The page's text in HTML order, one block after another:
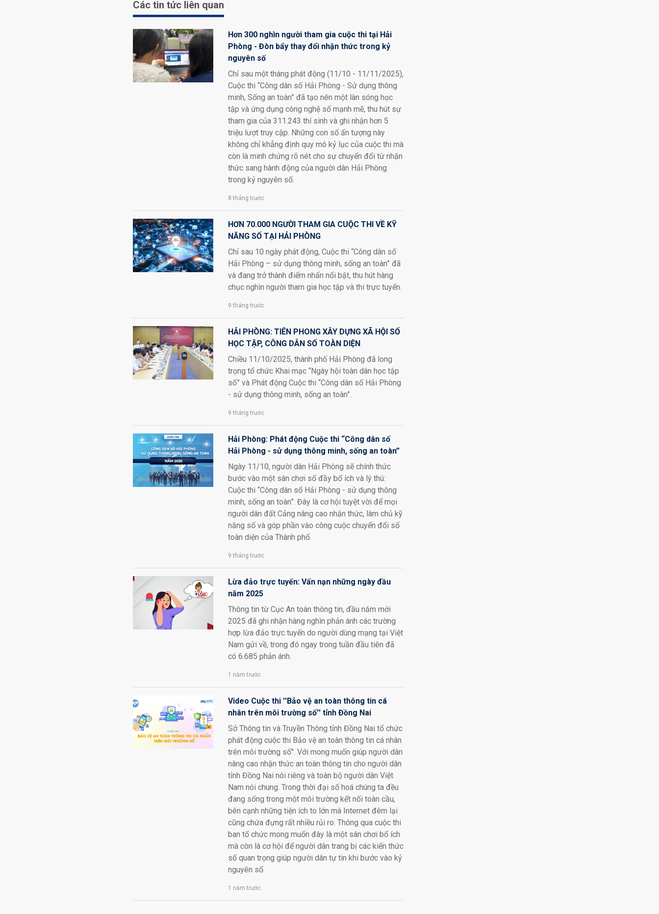
Các tin tức liên quan
Hơn 300 nghìn người tham gia cuộc thi tại Hải
Phòng - Đòn bẩy thay đổi nhận thức trong kỷ
nguyên số
Chỉ sau một tháng phát động (11/10 - 11/11/2025),
Cuộc thi “Công dân số Hải Phòng - Sử dụng thông
minh, Sống an toàn” đã tạo nên một làn sóng học
tập và ứng dụng công nghệ số mạnh mẽ, thu hút sự
tham gia của 311.243 thí sinh và ghi nhận hơn 5
triệu lượt truy cập. Những con số ấn tượng này
không chỉ khẳng định quy mô kỷ lục của cuộc thi mà
còn là minh chứng rõ nét cho sự chuyển đổi từ nhận
thức sang hành động của người dân Hải Phòng
trong kỷ nguyên số.
8 tháng trước
HƠN 70.000 NGƯỜI THAM GIA CUỘC THI VỀ KỸ
NĂNG SỐ TẠI HẢI PHÒNG
Chỉ sau 10 ngày phát động, Cuộc thi “Công dân số
Hải Phòng – sử dụng thông minh, sống an toàn” đã
và đang trở thành điểm nhấn nổi bật, thu hút hàng
chục nghìn người tham gia học tập và thi trực tuyến.
9 tháng trước
HẢI PHÒNG: TIÊN PHONG XÂY DỰNG XÃ HỘI SỐ
HỌC TẬP, CÔNG DÂN SỐ TOÀN DIỆN
Chiều 11/10/2025, thành phố Hải Phòng đã long
trọng tổ chức Khai mạc “Ngày hội toàn dân học tập
số” và Phát động Cuộc thi “Công dân số Hải Phòng
- sử dụng thông minh, sống an toàn”.
9 tháng trước
Hải Phòng: Phát động Cuộc thi “Công dân số
Hải Phòng - sử dụng thông minh, sống an toàn”
Ngày 11/10, người dân Hải Phòng sẽ chính thức
bước vào một sân chơi số đầy bổ ích và lý thú:
Cuộc thi “Công dân số Hải Phòng - sử dụng thông
minh, sống an toàn”. Đây là cơ hội tuyệt vời để mọi
người dân đất Cảng nâng cao nhận thức, làm chủ kỹ
năng số và góp phần vào công cuộc chuyển đổi số
toàn diện của Thành phố.
9 tháng trước
Lừa đảo trực tuyến: Vấn nạn những ngày đầu
năm 2025
Thông tin từ Cục An toàn thông tin, đầu năm mới
2025 đã ghi nhận hàng nghìn phản ánh các trường
hợp lừa đảo trực tuyến do người dùng mạng tại Việt
Nam gửi về, trong đó ngay trong tuần đầu tiên đã
có 6.685 phản ánh.
1 năm trước
Video Cuộc thi ''Bảo vệ an toàn thông tin cá
nhân trên môi trường số'' tỉnh Đồng Nai
Sở Thông tin và Truyền Thông tỉnh Đồng Nai tổ chức
phát động cuộc thi Bảo vệ an toàn thông tin cá nhân
trên môi trường số''. Với mong muốn giúp người dân
nâng cao nhận thức an toàn thông tin cho người dân
tỉnh Đồng Nai nói riêng và toàn bộ người dân Việt
Nam nói chung. Trong thời đại số hoá chúng ta đều
đang sống trong một môi trường kết nối toàn cầu,
bên cạnh những tiện ích to lớn mà Internet đêm lại
cũng chứa đựng rất nhiều rủi ro. Thông qua cuộc thi
ban tổ chức mong muốn đây là một sân chơi bổ ích
mà còn là cơ hội để người dân trang bị các kiến thức
số quan trọng giúp người dân tự tin khi bước vào kỷ
nguyên số.
1 năm trước